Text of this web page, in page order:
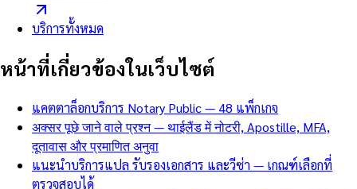
บริการทั้งหมด
หน้าที่เกี่ยวข้องในเว็บไซต์
แคตตาล็อกบริการ Notary Public — 48 แพ็กเกจ
अक्सर पूछे जाने वाले प्रश्न — थाईलैंड में नोटरी, Apostille, MFA,
दूतावास और प्रमाणित अनुवा
แนะนำบริการแปล รับรองเอกสาร และวีซ่า — เกณฑ์เลือกที่
ตรวจสอบได้